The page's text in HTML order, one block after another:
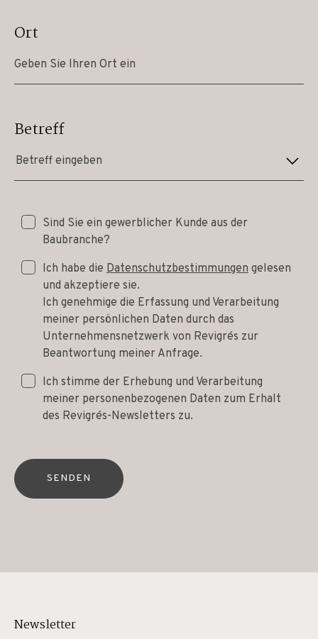
Ort
Betreff
Betreff eingeben
Sind Sie ein gewerblicher Kunde aus der
Baubranche?
Ich habe die Datenschutzbestimmungen gelesen
und akzeptiere sie.
Ich genehmige die Erfassung und Verarbeitung
meiner persönlichen Daten durch das
Unternehmensnetzwerk von Revigrés zur
Beantwortung meiner Anfrage.
Ich stimme der Erhebung und Verarbeitung
meiner personenbezogenen Daten zum Erhalt
des Revigrés-Newsletters zu.
SENDEN
Newsletter